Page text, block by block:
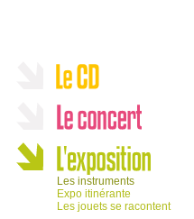
Les instruments
Expo itinérante
Les jouets se racontent